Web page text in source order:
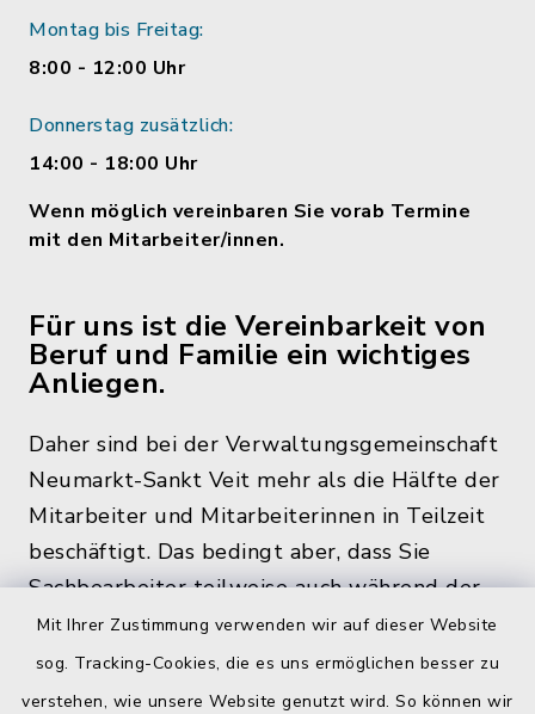
Mit Ihrer Zustimmung verwenden wir auf dieser Website
sog. Tracking-Cookies, die es uns ermöglichen besser zu
verstehen, wie unsere Website genutzt wird. So können wir
Montag bis Freitag:
8:00 - 12:00 Uhr
Donnerstag zusätzlich:
14:00 - 18:00 Uhr
Wenn möglich vereinbaren Sie vorab Termine
mit den Mitarbeiter/innen.
Für uns ist die Vereinbarkeit von
Beruf und Familie ein wichtiges
Anliegen.
Daher sind bei der Verwaltungsgemeinschaft
Neumarkt-Sankt Veit mehr als die Hälfte der
Mitarbeiter und Mitarbeiterinnen in Teilzeit
beschäftigt. Das bedingt aber, dass Sie
Sachbearbeiter teilweise auch während der
üblichen Bürozeiten und zu den
Öffnungszeiten, nicht im Rathaus antreffen.